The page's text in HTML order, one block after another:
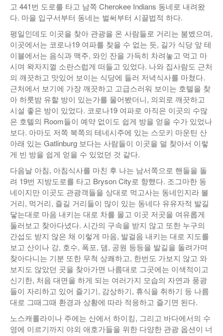
고 441번 도로를 타고 남쪽 Cherokee Indians 동네로 내려왔
다. 마을 입구서부터 동네는 벌써부터 시끌법적 하다.
평일인데도 이곳을 찾아 관광을 온 사람들로 거리는 붐볐으며,
이곳에서는 코로나19 여파를 찾을 수 없는 듯, 길가 식당 앞 테
이블에서는 음식과 맥주, 와인 잔을 가득히 차려놓고 먹고 마
시며 왁자지껄 소란스럽게 떠들고 있었다. 나와 집사람도 근처
의 깨끗하고 맛있어 보이는 식당에 들러 저녁식사를 마쳤다.
근처에서 보기에 가장 깨끗하고 고급스러워 보이는 호텔을 찾
아 하룻밤 유할 방이 있는가를 물어봤더니, 의외로 깨끗하고
시설 좋은 방이 있었다. 코로나19 여파로 아직은 이곳의 수많
은 호텔의 Room들이 예약 없이도 쉽게 방을 얻을 수가 있었나
보다. 아마도 저쪽 북쪽의 테네시주에 있는 스모키 마운틴 산
아래 있는 Gatlinburg 보다는 사람들이 이곳을 덜 찾아서 이렇
게 빈 방을 쉽게 얻을 수 있었던 것 같다.
다음날 아침, 아침식사를 마친 후 나는 남서쪽으로 핸들을 돌
려 19번 지방도로를 타고 Bryson City로 향했다. 조그마한 동
네이지만 이곳도 관광객들을 상대로 먹고사는 동네인지라 볼
거리, 먹거리, 즐길 거리들이 많이 있는 동네다 유유자적 발길
닿는대로 마음 내키는 대로 차를 몰고 이곳 저곳을 여유롭게
둘러보고 찾아다녔다. 시간의 구속을 받지 않고 또한 누구의
간섭도 받지 않은 채 이렇게 마음, 발걸음 내키는 대로 지도를
보고 산이나 강, 호수, 폭포, 댐, 공원 등등을 발길을 돌려가며
찾아다니는 기분 또한 무척 상쾌하고, 한번도 가보지 않고 와
보지도 않았던 곳을 찾아가면 나름대로 그곳에는 이색적이고
신기한, 처음 대면을 하게 되는 여러가지 모습의 자연과 풍광
들이 자리하고 있어 즐기기, 감상하기, 휴식을 취하기 등 나름
대로 그때그때 환경과 상황에 따라 적응하고 즐기면 된다.
노스캐롤라이나 주에는 산에서 하이킹, 그리고 바다에서의 수
영에 이르기까지 야외 애호가들을 위한 다양한 관광 옵션이 너